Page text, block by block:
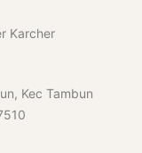
Karcher
Kec Tambun